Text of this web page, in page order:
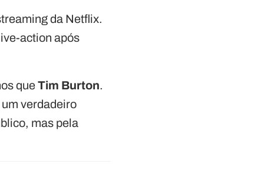
da Netflix.
action após
queTim Burton.
um verdadeiro
mas pela